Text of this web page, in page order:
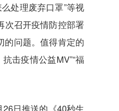
处理废弃口罩”等视
次召开疫情防控部署
的问题。值得肯定的
击疫情公益MV”“福
日推送的《40秒生